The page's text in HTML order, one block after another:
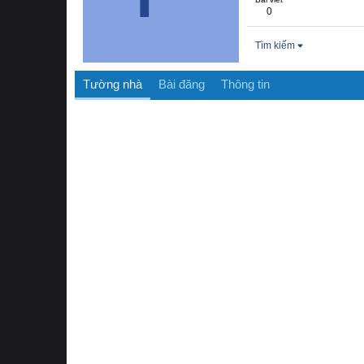
0
Tìm kiếm
Tường nhà Bài đăng Thông tin